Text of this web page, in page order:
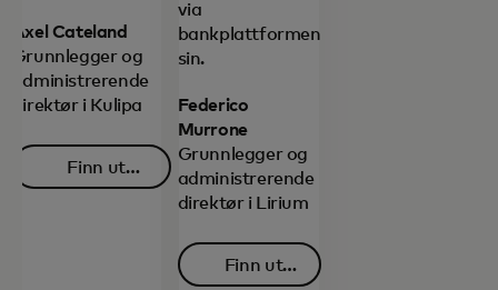
Axel Cateland
Grunnlegger og
administrerende
direktør i Kulipa
Finn ut
opens in a new tab
via
bankplattformen
sin.
Federico
Murrone
Grunnlegger og
administrerende
direktør i Lirium
Finn ut